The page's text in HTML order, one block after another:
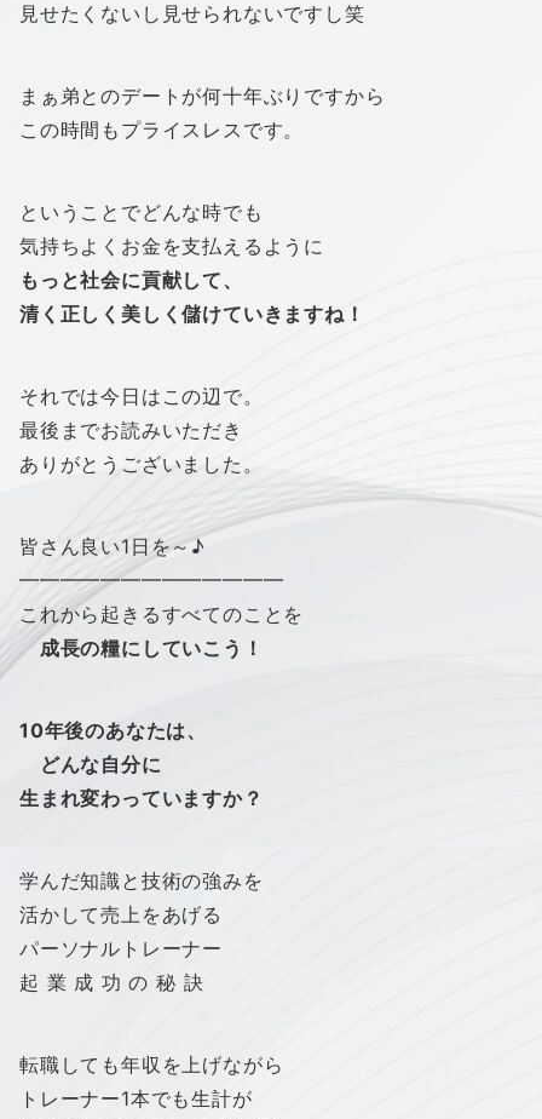
見せたくないし見せられないですし笑
まぁ弟とのデートが何十年ぶりですから
この時間もプライスレスです。
ということでどんな時でも
気持ちよくお金を支払えるように
もっと社会に貢献して、
清く正しく美しく儲けていきますね！
それでは今日はこの辺で。
最後までお読みいただき
ありがとうございました。
皆さん良い1日を～♪
━━━━━━━━━━━━━
これから起きるすべてのことを
成長の糧にしていこう！
10年後のあなたは、
どんな自分に
生まれ変わっていますか？
学んだ知識と技術の強みを
活かして売上をあげる
パーソナルトレーナー
起 業 成 功 の 秘 訣
転職しても年収を上げながら
トレーナー1本でも生計が